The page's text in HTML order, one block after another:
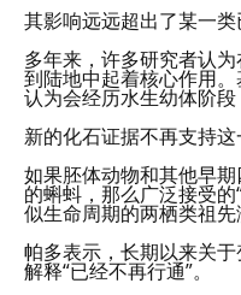
其影响远远超出了某一类
多年来，许多研究者认
到陆地中起着核心作用
认为会经历水生幼体阶段
新的化石证据不再支持这
如果胚体动物和其他早
的蝌蚪，那么广泛接受
似生命周期的两栖类祖先
帕多表示，长期以来关
解释“已经不再行通”。